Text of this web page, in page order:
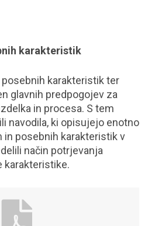
karakteristik
karakteristik ter
glavnih predpogojev za
in procesa. S tem
navodila, ki opisujejo enotno
in posebnih karakteristik v
način potrjevanja
karakteristike.